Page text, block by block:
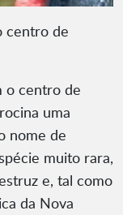
centro de
o centro de
uma
nome de
muito rara,
e, tal como
da Nova